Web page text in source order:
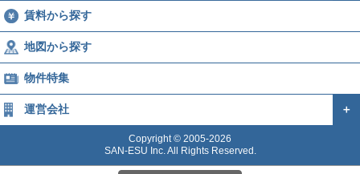
賃料から探す
地図から探す
物件特集
運営会社 ＋
Copyright © 2005-2026
SAN-ESU Inc. All Rights Reserved.